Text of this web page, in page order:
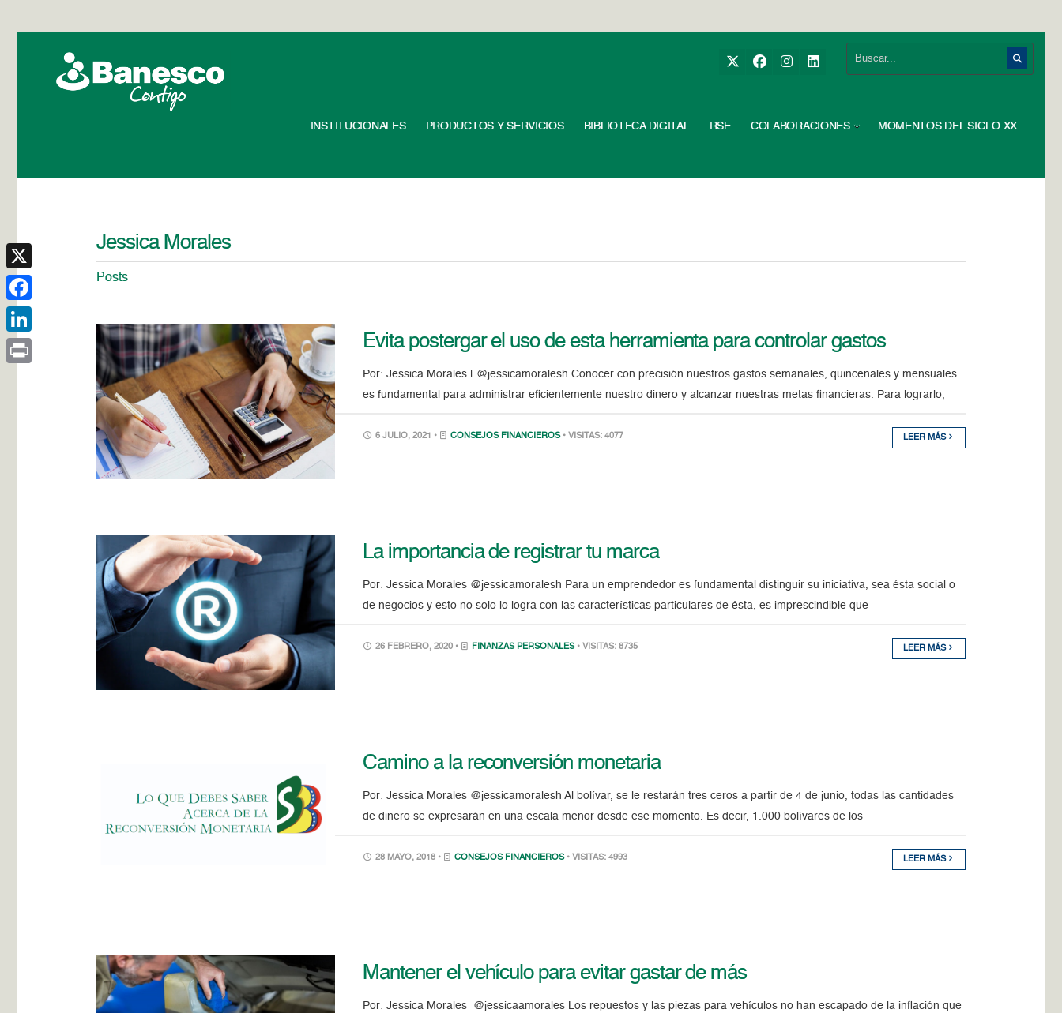
INSTITUCIONALES PRODUCTOS Y SERVICIOS BIBLIOTECA DIGITAL RSE COLABORACIONES MOMENTOS DEL SIGLO XX
Jessica Morales
Posts
Evita postergar el uso de esta herramienta para controlar gastos
Por: Jessica Morales | @jessicamoralesh Conocer con precisión nuestros gastos semanales, quincenales y mensuales
es fundamental para administrar eficientemente nuestro dinero y alcanzar nuestras metas financieras. Para lograrlo,
6 JULIO, 2021 • CONSEJOS FINANCIEROS • VISITAS: 4077 LEER MÁS
La importancia de registrar tu marca
Por: Jessica Morales @jessicamoralesh Para un emprendedor es fundamental distinguir su iniciativa, sea ésta social o
de negocios y esto no solo lo logra con las características particulares de ésta, es imprescindible que
26 FEBRERO, 2020 • FINANZAS PERSONALES • VISITAS: 8735 LEER MÁS
Camino a la reconversión monetaria
Por: Jessica Morales @jessicamoralesh Al bolívar, se le restarán tres ceros a partir de 4 de junio, todas las cantidades
de dinero se expresarán en una escala menor desde ese momento. Es decir, 1.000 bolívares de los
28 MAYO, 2018 • CONSEJOS FINANCIEROS • VISITAS: 4993 LEER MÁS
Mantener el vehículo para evitar gastar de más
Por: Jessica Morales @jessicaamorales Los repuestos y las piezas para vehículos no han escapado de la inflación que
X
Facebook
LinkedIn